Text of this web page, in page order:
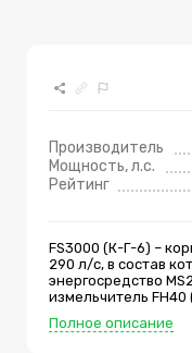
Производитель
Мощность, л.с.
Рейтинг
FS3000 (К-Г-6) –
290 л/с, в состав
энергосредство
измельчитель
жатка для трав
Полное описание